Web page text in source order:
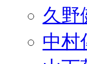
久野
中村